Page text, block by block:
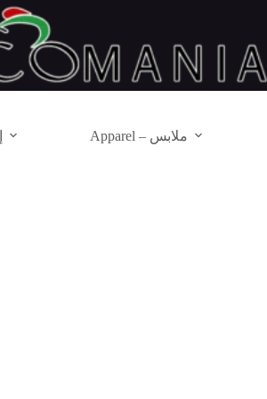
Apparel – ملابس